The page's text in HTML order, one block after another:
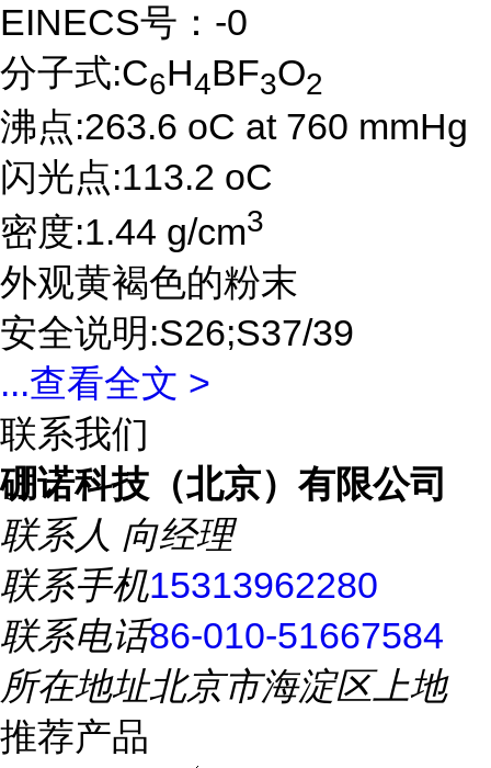
EINECS号：-0
分子式:C6H4BF3O2
沸点:263.6 oC at 760 mmHg
闪光点:113.2 oC
密度:1.44 g/cm3
外观黄褐色的粉末
安全说明:S26;S37/39
...查看全文 >
联系我们
硼诺科技（北京）有限公司
联系人 向经理
联系手机15313962280
联系电话86-010-51667584
所在地址北京市海淀区上地
推荐产品